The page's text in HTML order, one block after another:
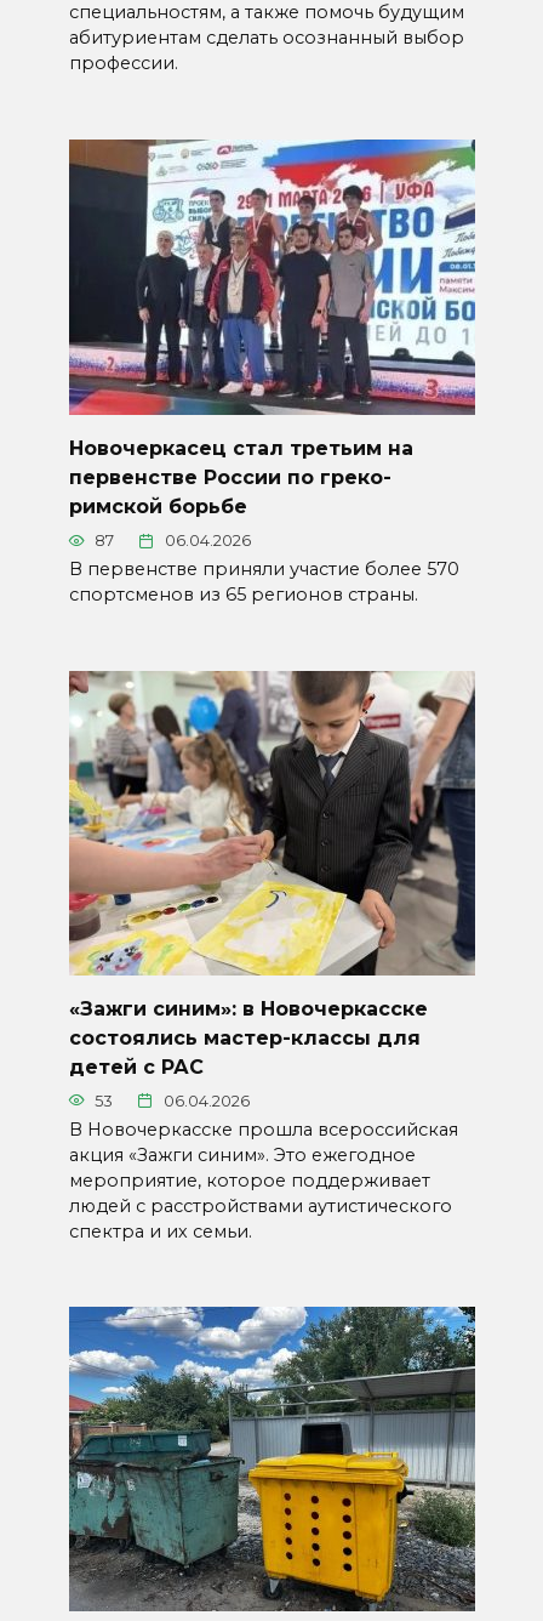
специальностям, а также помочь будущим
абитуриентам сделать осознанный выбор
профессии.
Новочеркасец стал третьим на
первенстве России по греко-
римской борьбе
87 06.04.2026
В первенстве приняли участие более 570
спортсменов из 65 регионов страны.
«Зажги синим»: в Новочеркасске
состоялись мастер-классы для
детей с РАС
53 06.04.2026
В Новочеркасске прошла всероссийская
акция «Зажги синим». Это ежегодное
мероприятие, которое поддерживает
людей с расстройствами аутистического
спектра и их семьи.